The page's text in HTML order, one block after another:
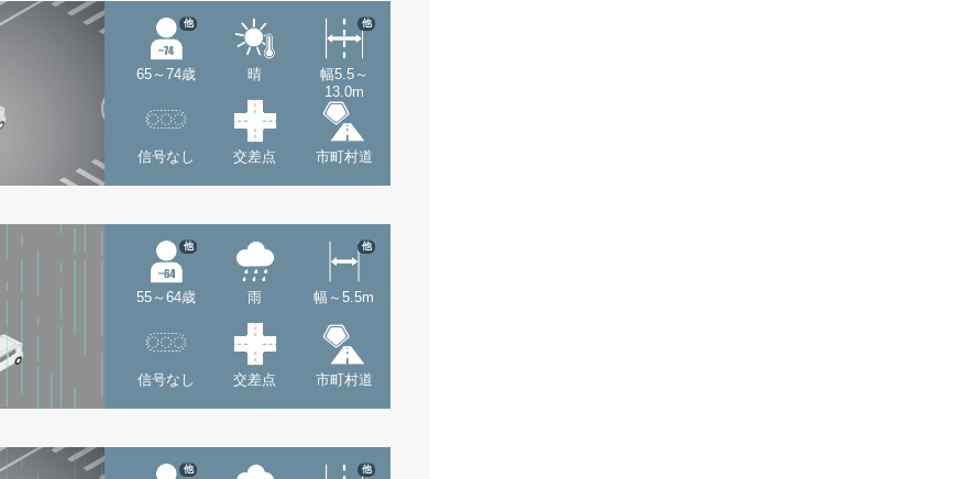
65～74歳
他
晴
幅5.5～
13.0m
他
信号なし 交差点 市町村道
55～64歳
他
雨 幅～5.5m
他
信号なし 交差点 市町村道
他 他